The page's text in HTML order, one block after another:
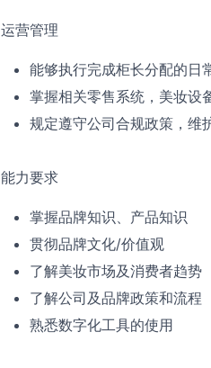
运营管理
能够执行完成柜长分配的日
掌握相关零售系统，美妆设
规定遵守公司合规政策，维
能力要求
掌握品牌知识、产品知识
贯彻品牌文化/价值观
了解美妆市场及消费者趋势
了解公司及品牌政策和流程
熟悉数字化工具的使用